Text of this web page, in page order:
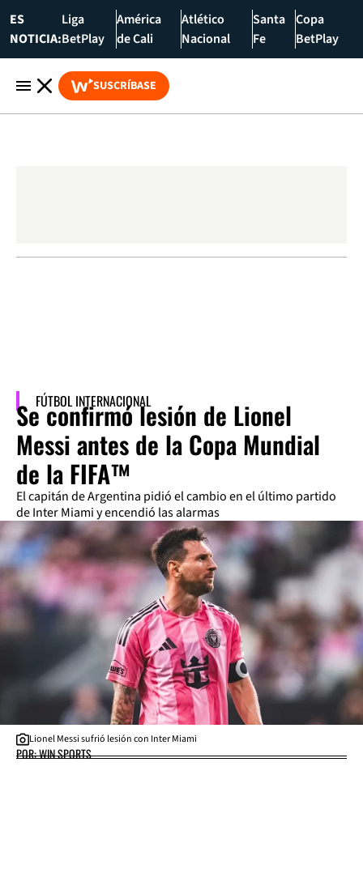
ES
NOTICIA:
Liga
BetPlay
América
de Cali
Atlético
Nacional
Santa
Fe
Copa
BetPlay
SUSCRÍBASE
FÚTBOL INTERNACIONAL
Se confirmó lesión de Lionel
Messi antes de la Copa Mundial
de la FIFA™
El capitán de Argentina pidió el cambio en el último partido
de Inter Miami y encendió las alarmas
Lionel Messi sufrió lesión con Inter Miami
POR: WIN SPORTS